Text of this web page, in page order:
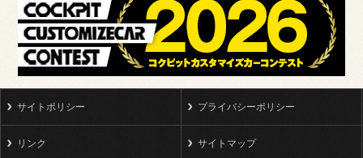
サイトポリシー プライバシーポリシー
リンク サイトマップ